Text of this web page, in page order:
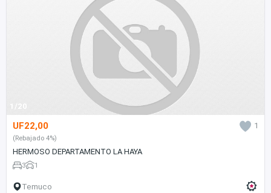
1/20
UF22,00 1
(Rebajado 4%)
HERMOSO DEPARTAMENTO LA HAYA
3 1
Temuco